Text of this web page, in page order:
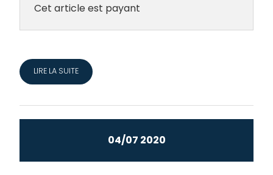
Cet article est payant
LIRE LA SUITE
04/07 2020